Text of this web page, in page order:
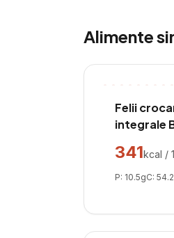
Alimente
Felii
integrale
341kcal /
P: 10.5gC: 54.2